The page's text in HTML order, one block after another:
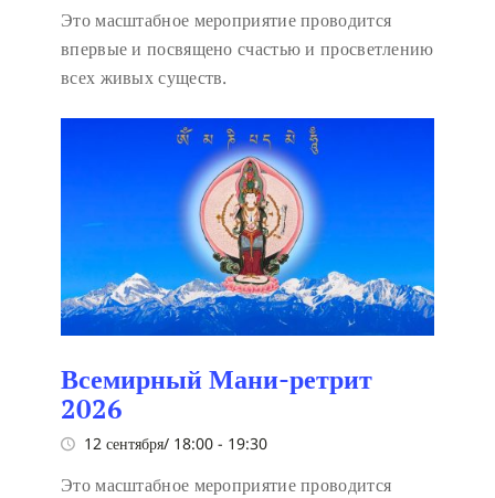
Это масштабное мероприятие проводится
впервые и посвящено счастью и просветлению
всех живых существ.
Всемирный Мани-ретрит
2026
12 сентября/ 18:00 - 19:30
Это масштабное мероприятие проводится